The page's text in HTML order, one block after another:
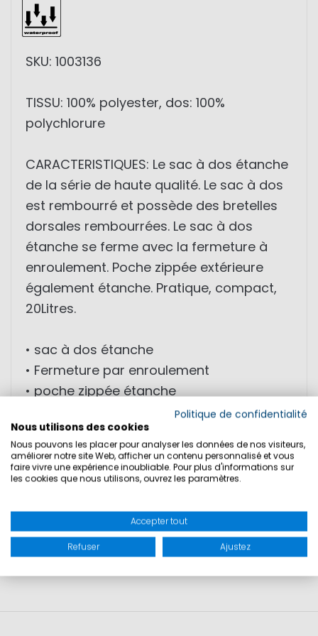
SKU: 1003136
TISSU: 100% polyester, dos: 100%
polychlorure
CARACTERISTIQUES: Le sac à dos étanche
de la série de haute qualité. Le sac à dos
est rembourré et possède des bretelles
dorsales rembourrées. Le sac à dos
étanche se ferme avec la fermeture à
enroulement. Poche zippée extérieure
également étanche. Pratique, compact,
20Litres.
• sac à dos étanche
• Fermeture par enroulement
• poche zippée étanche
• dos et bretelles renforcés
TAILLE: 20L
POIDS: 0,73 kg
SÉCURITÉ DU PRODUIT
Politique de confidentialité
Nous utilisons des cookies
Nous pouvons les placer pour analyser les données de nos visiteurs,
améliorer notre site Web, afficher un contenu personnalisé et vous
faire vivre une expérience inoubliable. Pour plus d'informations sur
les cookies que nous utilisons, ouvrez les paramètres.
Accepter tout
Refuser Ajustez